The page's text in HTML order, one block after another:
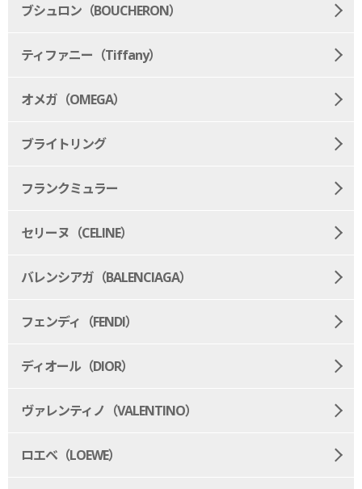
ブシュロン（BOUCHERON）
ティファニー（Tiffany）
オメガ（OMEGA）
ブライトリング
フランクミュラー
セリーヌ（CELINE）
バレンシアガ（BALENCIAGA）
フェンディ（FENDI）
ディオール（DIOR）
ヴァレンティノ（VALENTINO）
ロエベ（LOEWE）